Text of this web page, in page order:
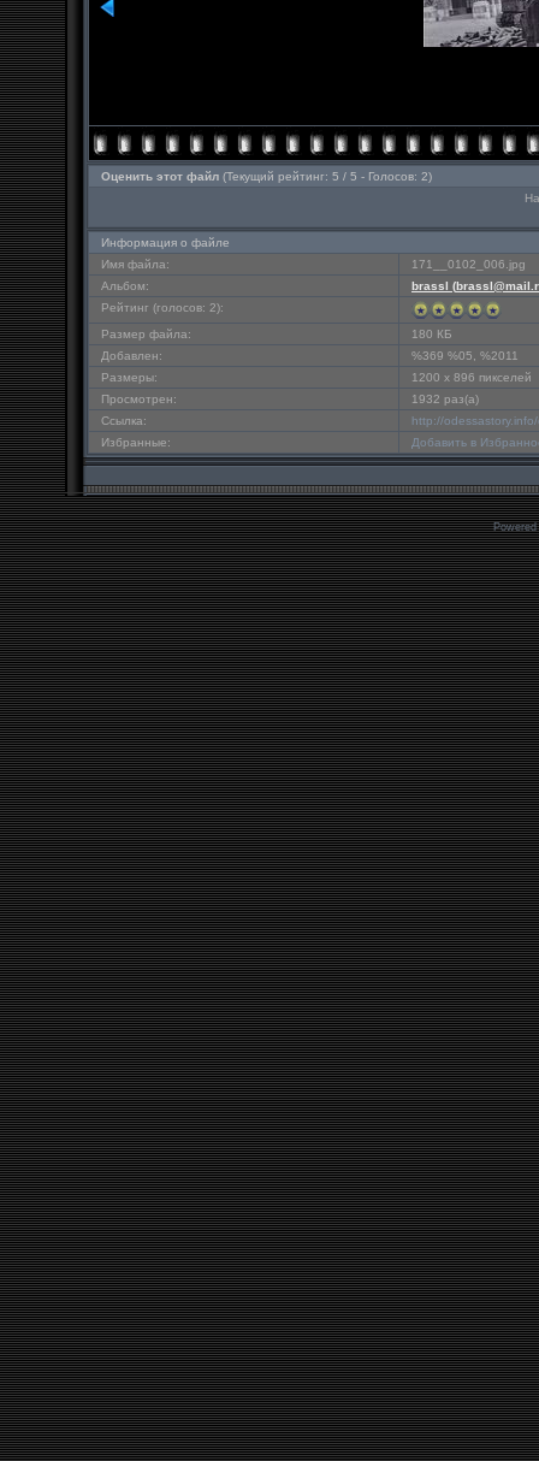
Оценить этот файл (Текущий рейтинг: 5 / 5 - Голосов: 2)
Информация о файле
Имя файла:
171__0102_006.jpg
Альбом:
brassl (
Рейтинг (голосов: 2):
Размер файла:
180 КБ
Добавлен:
%369 %05, %2011
Размеры:
1200 x 896 пикселей
Просмотрен:
1932 раз(а)
Ссылка:
http://
Избранные:
Добавить в